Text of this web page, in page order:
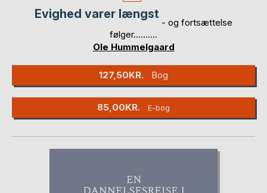
Evighed varer længst
- og fortsættelse
følger..........
Ole Hummelgaard
127,50KR. Bog
85,00KR. E-bog